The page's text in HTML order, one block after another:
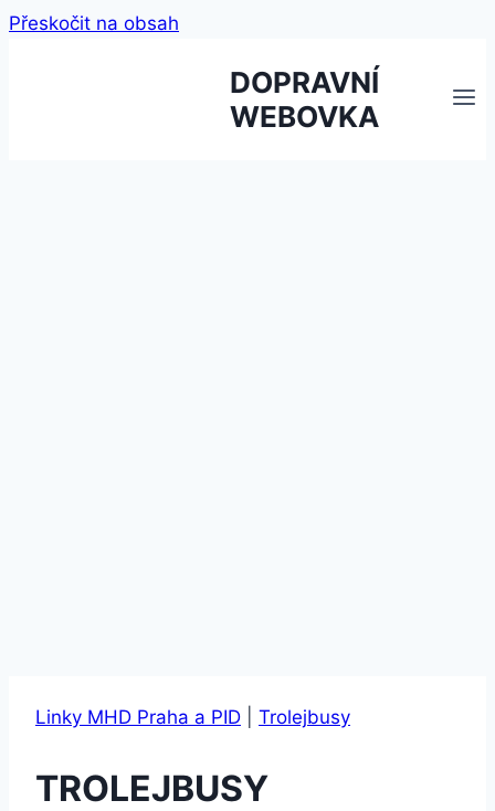
Přeskočit na obsah
DOPRAVNÍ
WEBOVKA
Linky MHD Praha a PID Trolejbusy
TROLEJBUSY